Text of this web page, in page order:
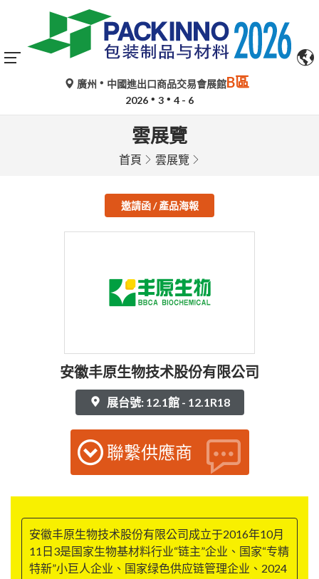
廣州 中國進出口商品交易會展館B區
2026 3 4 - 6
雲展覽
首頁 雲展覽
邀請函 / 產品海報
安徽丰原生物技术股份有限公司
展台號: 12.1館 - 12.1R18
聯繫供應商
安徽丰原生物技术股份有限公司成立于2016年10月
11日3是国家生物基材料行业“链主”企业、国家“专精
特新”小巨人企业、国家绿色供应链管理企业、2024